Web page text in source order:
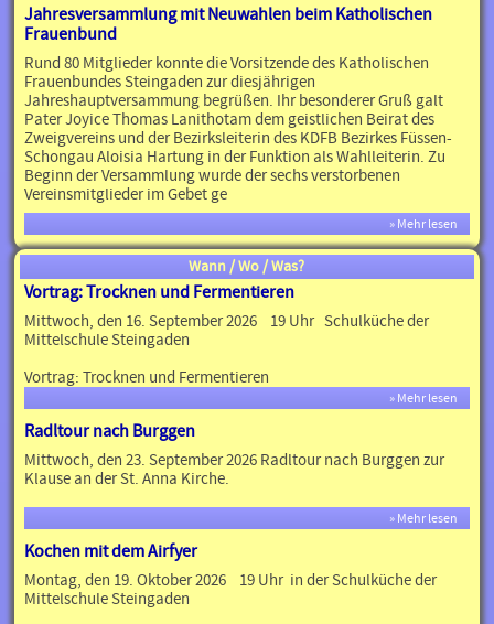
Jahresversammlung mit Neuwahlen beim Katholischen
Frauenbund
Rund 80 Mitglieder konnte die Vorsitzende des Katholischen
Frauenbundes Steingaden zur diesjährigen
Jahreshauptversammung begrüßen. Ihr besonderer Gruß galt
Pater Joyice Thomas Lanithotam dem geistlichen Beirat des
Zweigvereins und der Bezirksleiterin des KDFB Bezirkes Füssen-
Schongau Aloisia Hartung in der Funktion als Wahlleiterin. Zu
Beginn der Versammlung wurde der sechs verstorbenen
Vereinsmitglieder im Gebet ge
» Mehr lesen
Wann / Wo / Was?
Vortrag: Trocknen und Fermentieren
Mittwoch, den 16. September 2026 19 Uhr Schulküche der
Mittelschule Steingaden
Vortrag: Trocknen und Fermentieren
» Mehr lesen
Radltour nach Burggen
Mittwoch, den 23. September 2026 Radltour nach Burggen zur
Klause an der St. Anna Kirche.
» Mehr lesen
Kochen mit dem Airfyer
Montag, den 19. Oktober 2026 19 Uhr in der Schulküche der
Mittelschule Steingaden